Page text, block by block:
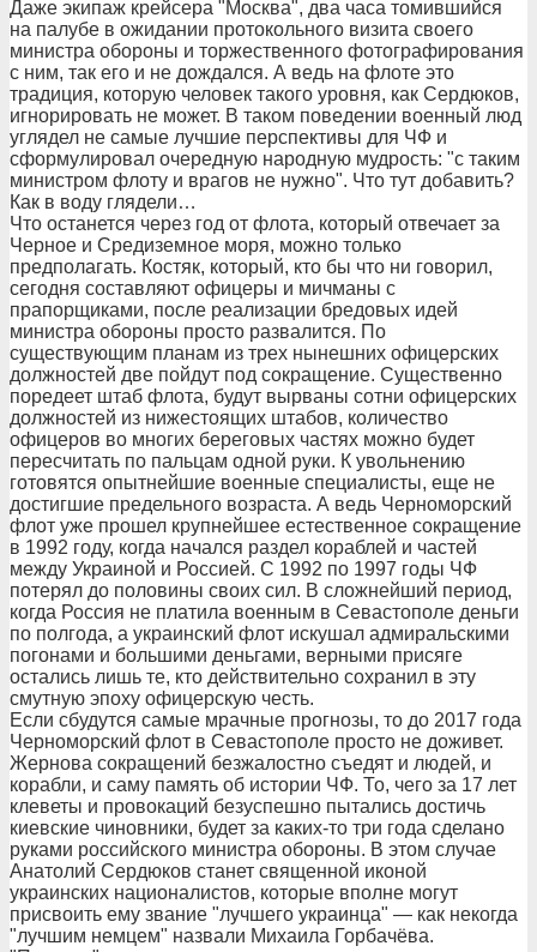
Даже экипаж крейсера "Москва", два часа томившийся
на палубе в ожидании протокольного визита своего
министра обороны и торжественного фотографирования
с ним, так его и не дождался. А ведь на флоте это
традиция, которую человек такого уровня, как Сердюков,
игнорировать не может. В таком поведении военный люд
углядел не самые лучшие перспективы для ЧФ и
сформулировал очередную народную мудрость: "с таким
министром флоту и врагов не нужно". Что тут добавить?
Как в воду глядели…
Что останется через год от флота, который отвечает за
Черное и Средиземное моря, можно только
предполагать. Костяк, который, кто бы что ни говорил,
сегодня составляют офицеры и мичманы с
прапорщиками, после реализации бредовых идей
министра обороны просто развалится. По
существующим планам из трех нынешних офицерских
должностей две пойдут под сокращение. Существенно
поредеет штаб флота, будут вырваны сотни офицерских
должностей из нижестоящих штабов, количество
офицеров во многих береговых частях можно будет
пересчитать по пальцам одной руки. К увольнению
готовятся опытнейшие военные специалисты, еще не
достигшие предельного возраста. А ведь Черноморский
флот уже прошел крупнейшее естественное сокращение
в 1992 году, когда начался раздел кораблей и частей
между Украиной и Россией. С 1992 по 1997 годы ЧФ
потерял до половины своих сил. В сложнейший период,
когда Россия не платила военным в Севастополе деньги
по полгода, а украинский флот искушал адмиральскими
погонами и большими деньгами, верными присяге
остались лишь те, кто действительно сохранил в эту
смутную эпоху офицерскую честь.
Если сбудутся самые мрачные прогнозы, то до 2017 года
Черноморский флот в Севастополе просто не доживет.
Жернова сокращений безжалостно съедят и людей, и
корабли, и саму память об истории ЧФ. То, чего за 17 лет
клеветы и провокаций безуспешно пытались достичь
киевские чиновники, будет за каких-то три года сделано
руками российского министра обороны. В этом случае
Анатолий Сердюков станет священной иконой
украинских националистов, которые вполне могут
присвоить ему звание "лучшего украинца" — как некогда
"лучшим немцем" назвали Михаила Горбачёва.